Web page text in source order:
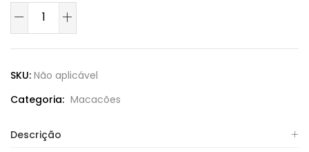
SKU: Não aplicável
Categoria: Macacões
Descrição